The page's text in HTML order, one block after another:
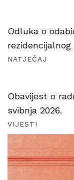
Odluka o
NATJEČAJ
Obavijest o
svibnja 2026.
VIJESTI